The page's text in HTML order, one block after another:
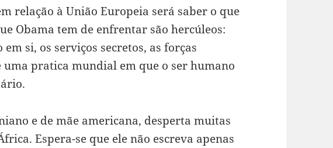
relação à União Europeia será saber o que
Obama tem de enfrentar são hercúleos:
si, os serviços secretos, as forças
uma pratica mundial em que o ser humano
e de mãe americana, desperta muitas
Espera-se que ele não escreva apenas